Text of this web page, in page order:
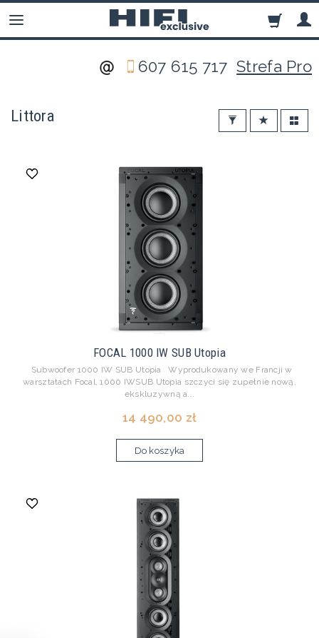
607 615 717Strefa Pro
Littora
FOCAL 1000 IW SUB Utopia
Subwoofer 1000 IW SUB Utopia Wyprodukowany we Francji w
warsztatach Focal, 1000 IWSUB Utopia szczyci się zupełnie nową,
ekskluzywną a...
14 490,00 zł
Do koszyka